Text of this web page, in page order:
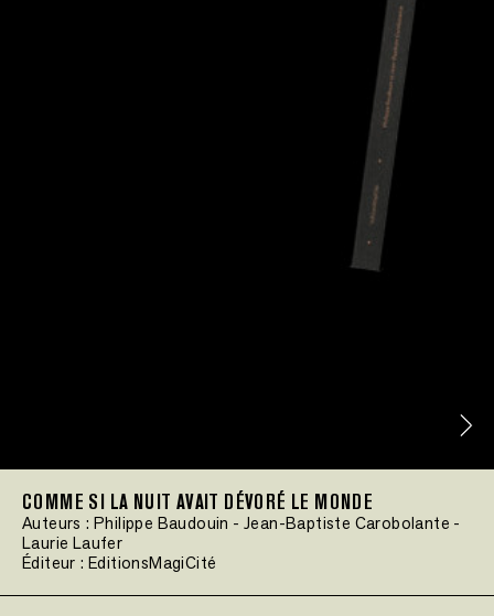
COMME SI LA NUIT AVAIT DÉVORÉ LE MONDE
Auteurs :Philippe Baudouin -Jean-Baptiste Carobolante -
Laurie Laufer
Éditeur :EditionsMagiCité